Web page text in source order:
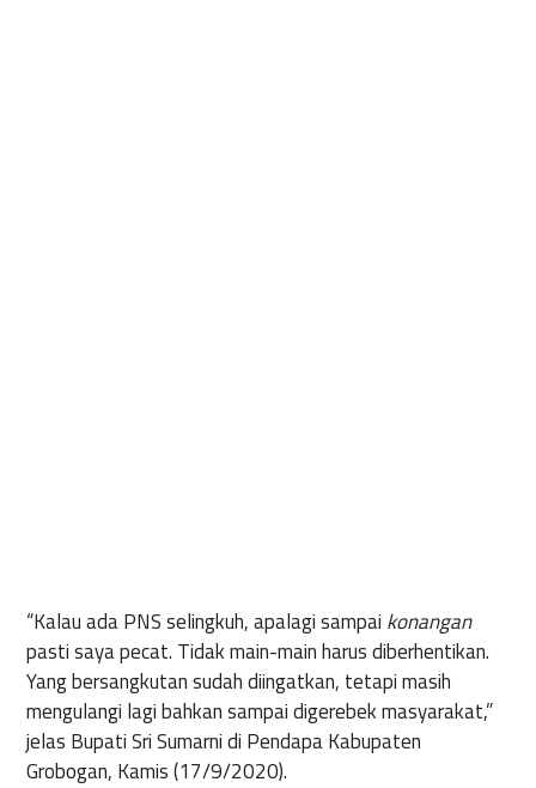
“Kalau ada PNS selingkuh, apalagi sampai konangan
pasti saya pecat. Tidak main-main harus diberhentikan.
Yang bersangkutan sudah diingatkan, tetapi masih
mengulangi lagi bahkan sampai digerebek masyarakat,”
jelas Bupati Sri Sumarni di Pendapa Kabupaten
Grobogan, Kamis (17/9/2020).